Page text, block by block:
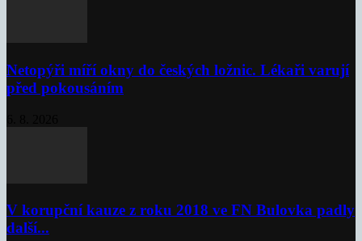
Netopýři míří okny do českých ložnic. Lékaři varují
před pokousáním
V korupční kauze z roku 2018 ve FN Bulovka padly
další...